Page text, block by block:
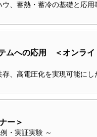
、蓄熱・蓄冷の基礎と応用
ムへの応用 ＜オンライ
、高電圧化を実現可能にし
ー＞
・実証実験 ～